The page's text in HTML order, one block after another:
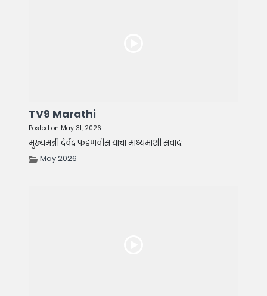
TV9 Marathi
Posted on May 31, 2026
मुख्यमंत्री देवेंद्र फडणवीस यांचा माध्यमांशी संवाद:
May 2026